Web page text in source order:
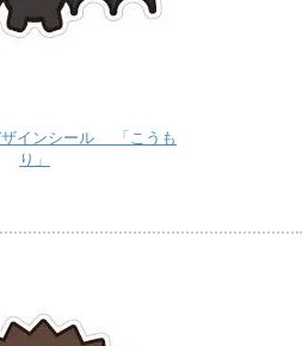
ザインシール 「こうも
り」